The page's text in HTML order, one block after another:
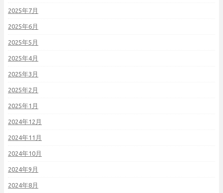
2025年7月
2025年6月
2025年5月
2025年4月
2025年3月
2025年2月
2025年1月
2024年12月
2024年11月
2024年10月
2024年9月
2024年8月